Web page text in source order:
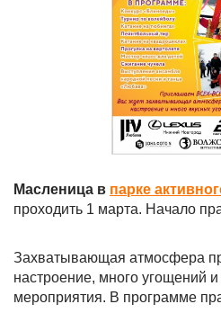
Масленица в парке
проходить 1 марта. Начало
Захватывающая атмосфера
настроение, много угощений
мероприятия. В программе